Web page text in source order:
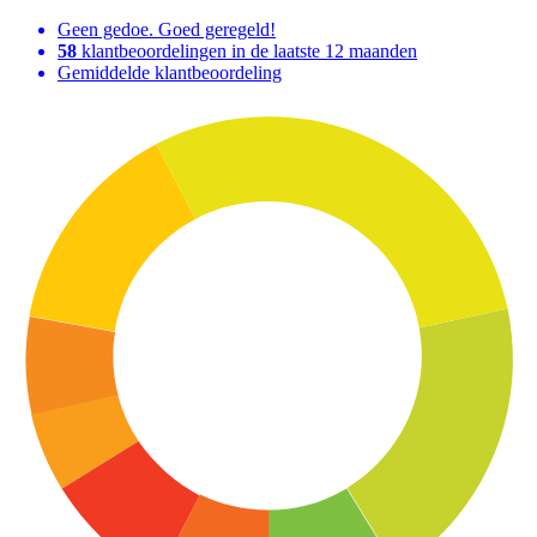
Geen gedoe. Goed geregeld!
58 klantbeoordelingen in de laatste 12 maanden
Gemiddelde klantbeoordeling